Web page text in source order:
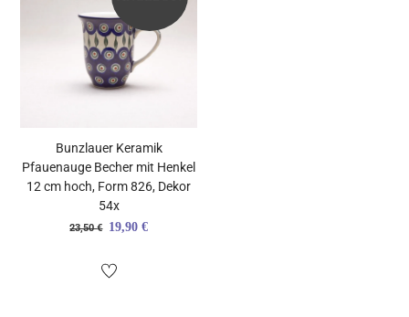
Bunzlauer Keramik
Pfauenauge Becher mit Henkel
12 cm hoch, Form 826, Dekor
54x
23,50€ Ursprünglicher
war:
19,90 €Aktueller